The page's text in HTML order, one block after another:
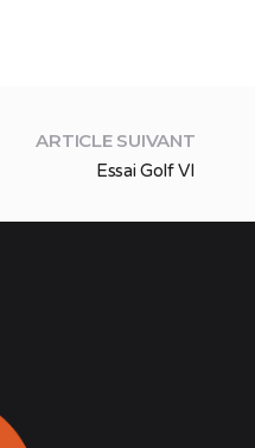
ARTICLE SUIVANT
Essai Golf VI